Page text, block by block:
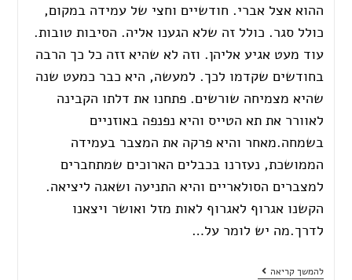
ההוא אצל אברי. חודשיים וחצי של עמידה במקום,
כולל סגר. כולל זה שלא הגענו אליה. הסיבות טובות.
עוד מעט אגיע אליהן. וזה לא שהיא זזה כל כך הרבה
בחודשים שקדמו לכך. למעשה, היא כבר כמעט שנה
שהיא מצמיחה שורשים. פתחנו את דלתו הקבינה
לאוורר את תא הטייס והיא נפנפה באוזניים
בשמחה.מאחר והיא פרקה את המצבר בעמידה
הממושכת, נעזרנו בכבלים הארוכים שמתחברים
למצברים הסולאריים והיא התניעה ושאגה ליציאה.
הקשנו אגרוף לאגרוף לאות מזל ואושר ויצאנו
לדרך.מה יש לומר על…
להמשך קריאה